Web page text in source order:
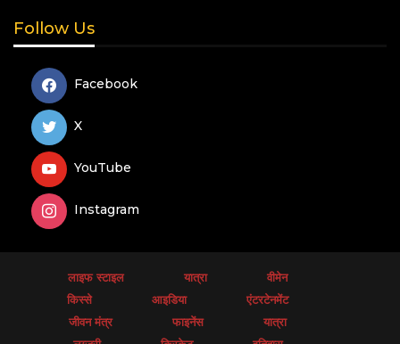
Follow Us
Facebook
X
YouTube
Instagram
लाइफ स्टाइल यात्रा
वीमेन
किस्से
आइडिया
एंटरटेनमेंट
जीवन मंत्र
फाइनेंस
यात्रा